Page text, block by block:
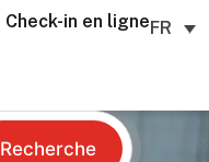
Check-in en ligneFR
Recherche